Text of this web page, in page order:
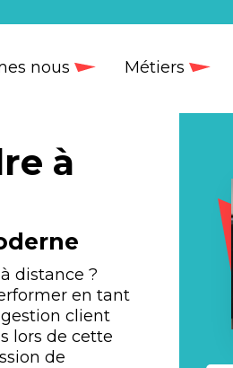
nous Métiers
à
distance ?
en tant
client
lors de cette
de